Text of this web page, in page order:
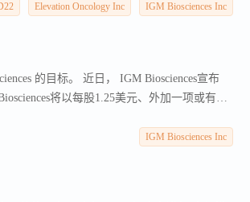
Elevation Oncology Inc IGM Biosciences Inc
的目标。 近日， IGM Biosciences宣布
将以每股1.25美元、外加一项或有价
的抗体药物。
IGM Biosciences Inc